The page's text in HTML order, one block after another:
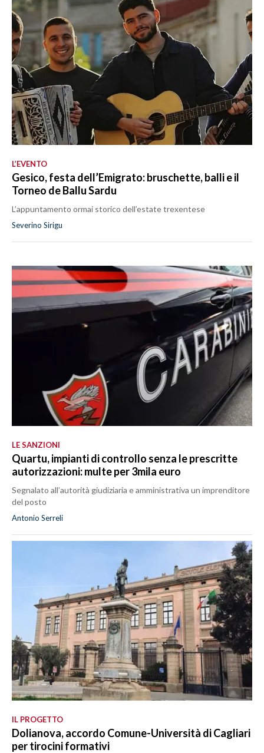
L’EVENTO
Gesico, festa dell’Emigrato: bruschette, balli e il
Torneo de Ballu Sardu
L’appuntamento ormai storico dell’estate trexentese
Severino Sirigu
LE SANZIONI
Quartu, impianti di controllo senza le prescritte
autorizzazioni: multe per 3mila euro
Segnalato all’autorità giudiziaria e amministrativa un imprenditore
del posto
Antonio Serreli
IL PROGETTO
Dolianova, accordo Comune-Università di Cagliari
per tirocini formativi